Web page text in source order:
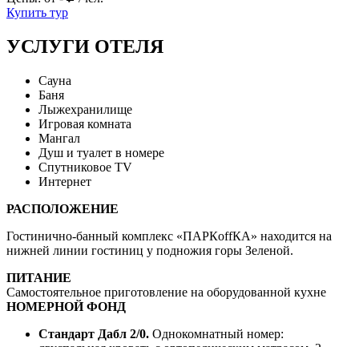
Купить тур
УСЛУГИ ОТЕЛЯ
Сауна
Баня
Лыжехранилище
Игровая комната
Мангал
Душ и туалет в номере
Спутниковое TV
Интернет
РАСПОЛОЖЕНИЕ
Гостинично-банный комплекс «ПАРКoffКА» находится на
нижней линии гостиниц у подножия горы Зеленой.
ПИТАНИЕ
Самостоятельное приготовление на оборудованной кухне
НОМЕРНОЙ ФОНД
Стандарт Дабл 2/0. Однокомнатный номер: